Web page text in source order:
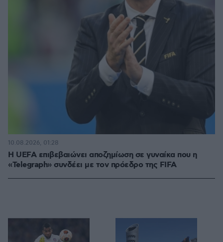
Η UEFA επιβεβαιώνει αποζημίωση σε γυναίκα που η
«Telegraph» συνδέει με τον πρόεδρο της FIFA
10.08.2026, 01:28